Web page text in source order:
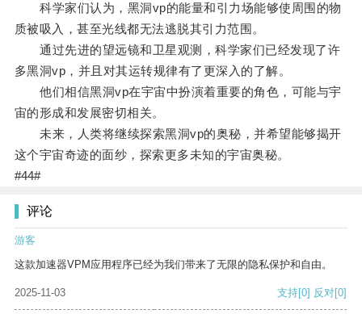
科学家们认为，黑洞vp的能量和引力场能够使周围的物
质被吸入，甚至光线都无法逃脱其引力范围。
通过先进的望远镜和卫星观测，科学家们已经发现了许
多黑洞vp，并且对其运转规律有了更深入的了解。
他们相信黑洞vp在宇宙中扮演着重要的角色，可能与宇
宙的形成和发展密切相关。
未来，人类将继续探索黑洞vp的奥秘，并希望能够揭开
这个宇宙奇迹的面纱，探索更多未知的宇宙奥秘。
#44#
评论
游客
这款加速器VPM应用程序已经为我们带来了无限的隐私保护和自由。
2025-11-03 支持[0] 反对[0]